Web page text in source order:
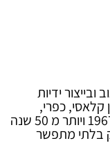
ידיות
קלאסי, כפרי,
ווינטג'. החברה הוקמה באיטליה בשנת 1967 ויותר מ 50 שנה
בלתי מתפשר